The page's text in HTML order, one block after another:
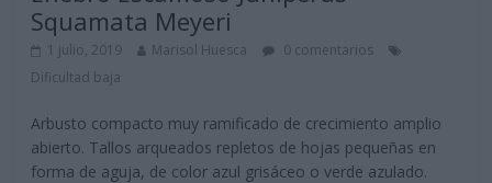
Squamata Meyeri
1 julio, 2019 Marisol Huesca
0 comentarios
Dificultad baja
Arbusto compacto muy ramificado de crecimiento amplio
abierto. Tallos arqueados repletos de hojas pequeñas en
forma de aguja, de color azul grisáceo o verde azulado.